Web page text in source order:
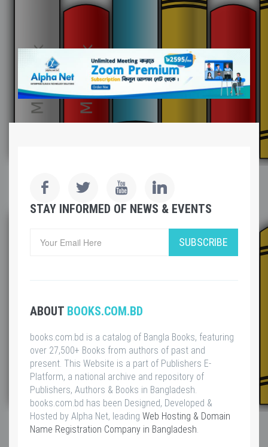
STAY INFORMED OF NEWS & EVENTS
SUBSCRIBE
ABOUT BOOKS.COM.BD
books.com.bd is a catalog of Bangla Books, featuring
over 27,500+ Books from authors of past and
present. This Website is a part of Publishers E-
Platform, a national archive and repository of
Publishers, Authors & Books in Bangladesh.
books.com.bd has been Designed, Developed &
Hosted by Alpha Net, leading Web Hosting & Domain
Name Registration Company in Bangladesh.